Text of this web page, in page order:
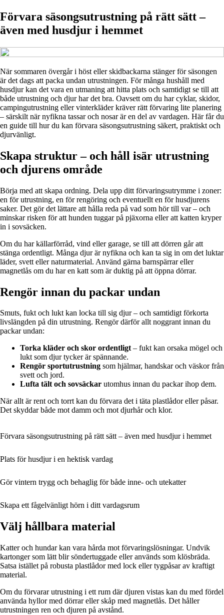
Förvara säsongsutrustning på rätt sätt –
även med husdjur i hemmet
När sommaren övergår i höst eller skidbackarna stänger för säsongen
är det dags att packa undan utrustningen. För många hushåll med
husdjur kan det vara en utmaning att hitta plats och samtidigt se till att
både utrustning och djur har det bra. Oavsett om du har cyklar, skidor,
campingutrustning eller vinterkläder kräver rätt förvaring lite planering
– särskilt när nyfikna tassar och nosar är en del av vardagen. Här får du
en guide till hur du kan förvara säsongsutrustning säkert, praktiskt och
djurvänligt.
Skapa struktur – och håll isär utrustning
och djurens område
Börja med att skapa ordning. Dela upp ditt förvaringsutrymme i zoner:
en för utrustning, en för rengöring och eventuellt en för husdjurens
saker. Det gör det lättare att hålla reda på vad som hör till var – och
minskar risken för att hunden tuggar på pjäxorna eller att katten kryper
in i sovsäcken.
Om du har källarförråd, vind eller garage, se till att dörren går att
stänga ordentligt. Många djur är nyfikna och kan ta sig in om det luktar
läder, svett eller naturmaterial. Använd gärna barnspärrar eller
magnetlås om du har en katt som är duktig på att öppna dörrar.
Rengör innan du packar undan
Smuts, fukt och lukt kan locka till sig djur – och samtidigt förkorta
livslängden på din utrustning. Rengör därför allt noggrant innan du
packar undan:
Torka kläder och skor ordentligt– fukt kan orsaka mögel och
lukt som djur tycker är spännande.
Rengör sportutrustning som hjälmar, handskar och väskor från
svett och jord.
Lufta tält och sovsäckar utomhus innan du packar ihop dem.
När allt är rent och torrt kan du förvara det i täta plastlådor eller påsar.
Det skyddar både mot damm och mot djurhår och klor.
Förvara säsongsutrustning på rätt sätt – även med husdjur i hemmet
Plats för husdjur i en hektisk vardag
Gör vintern trygg och behaglig för både inne- och utekatter
Skapa ett fågelvänligt hörn i ditt vardagsrum
Välj hållbara material
Katter och hundar kan vara hårda mot förvaringslösningar. Undvik
kartonger som lätt blir söndertuggade eller används som klösbräda.
Satsa istället på robusta plastlådor med lock eller tygpåsar av kraftigt
material.
Om du förvarar utrustning i ett rum där djuren vistas kan du med fördel
använda hyllor med dörrar eller skåp med magnetlås. Det håller
utrustningen ren och djuren på avstånd.